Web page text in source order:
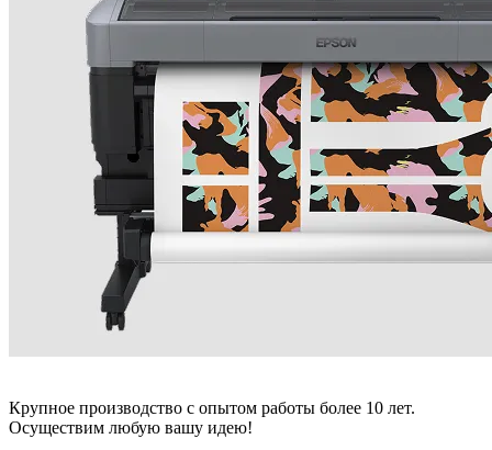
Крупное производство с опытом работы более 10 лет.
Осуществим любую вашу идею!